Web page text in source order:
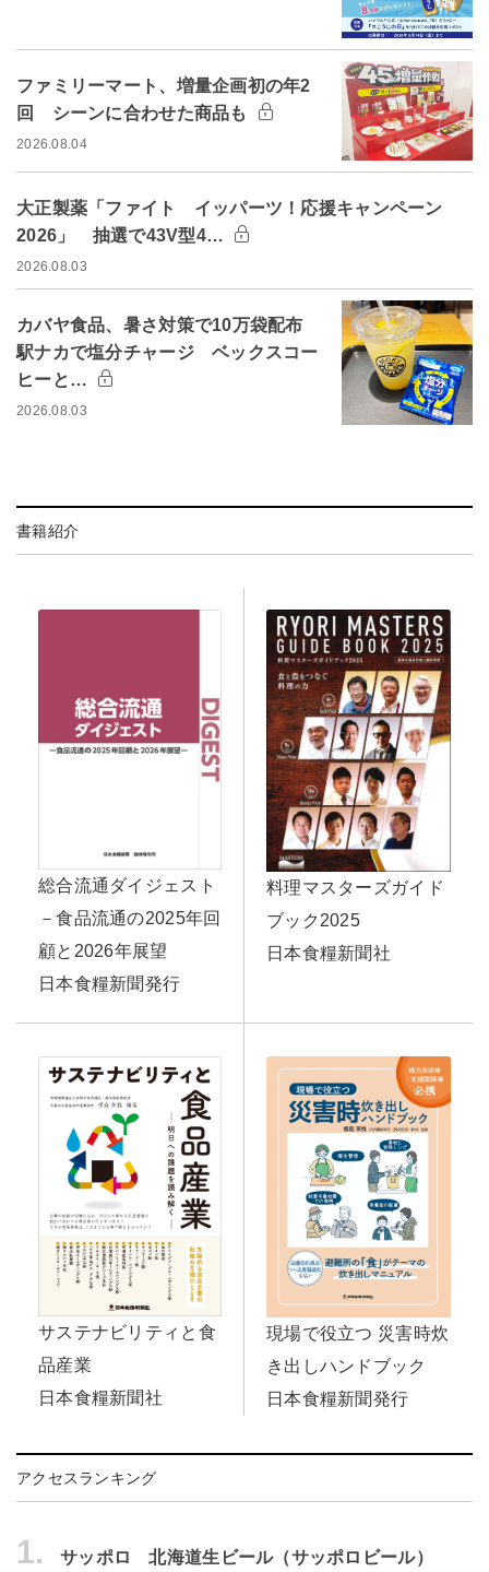
ファミリーマート、増量企画初の年2
回 シーンに合わせた商品も
2026.08.04
大正製薬「ファイト イッパーツ！応援キャンペーン
2026」 抽選で43V型4…
2026.08.03
カバヤ食品、暑さ対策で10万袋配布
駅ナカで塩分チャージ ベックスコー
ヒーと…
2026.08.03
書籍紹介
総合流通ダイジェスト
－食品流通の2025年回
顧と2026年展望
日本食糧新聞発行
料理マスターズガイド
ブック2025
日本食糧新聞社
サステナビリティと食
品産業
日本食糧新聞社
現場で役立つ 災害時炊
き出しハンドブック
日本食糧新聞発行
アクセスランキング
1.
サッポロ 北海道生ビール（サッポロビール）